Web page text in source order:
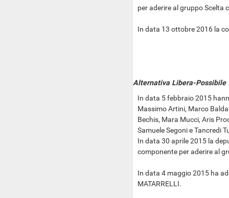
per aderire al gruppo Scelta
In data 13 ottobre 2016 la
Alternativa Libera-Possibile
In data 5 febbraio 2015
Massimo Artini, Marco
Bechis, Mara Mucci, Aris
Samuele Segoni e Tancredi
In data 30 aprile 2015 la
componente per aderire al
In data 4 maggio 2015 ha
MATARRELLI.